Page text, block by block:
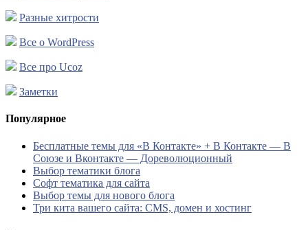
Разные хитрости
Все о WordPress
Все про Ucoz
Заметки
Популярное
Бесплатные темы для «В Контакте» + В Контакте — В
Союзе и Вконтакте — Дореволюционный
Выбор тематики блога
Софт тематика для сайта
Выбор темы для нового блога
Три кита вашего сайта: CMS, домен и хостинг